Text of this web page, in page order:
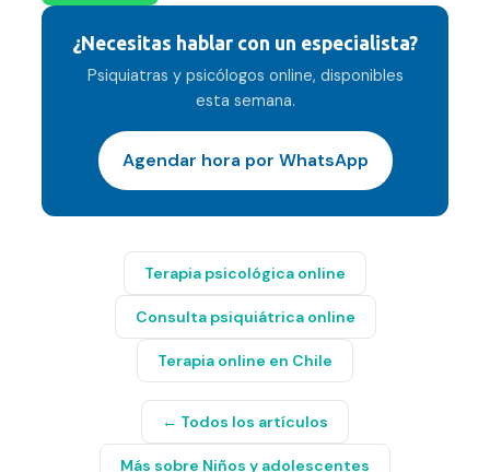
¿Necesitas hablar con un especialista?
Psiquiatras y psicólogos online, disponibles
esta semana.
Agendar hora por WhatsApp
Terapia psicológica online
Consulta psiquiátrica online
Terapia online en Chile
← Todos los artículos
Más sobre Niños y adolescentes